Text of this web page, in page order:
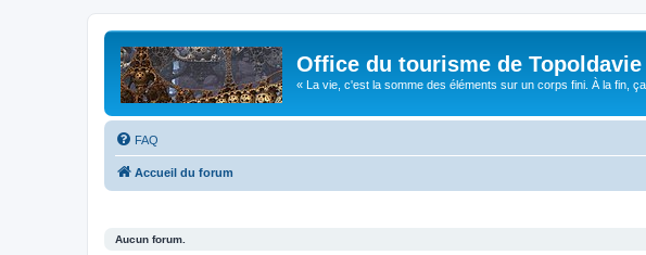
Office du tourisme de Topoldavie
« La vie, c'est la somme des éléments sur un corps fini. À la fin,
FAQ
Accueil du forum
Aucun forum.